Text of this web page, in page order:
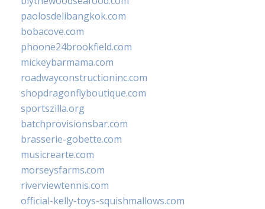
paolosdelibangkok.com
bobacove.com
phoone24brookfield.com
mickeybarmama.com
roadwayconstructioninc.com
shopdragonflyboutique.com
sportszilla.org
batchprovisionsbar.com
brasserie-gobette.com
musicrearte.com
morseysfarms.com
riverviewtennis.com
official-kelly-toys-squishmallows.com